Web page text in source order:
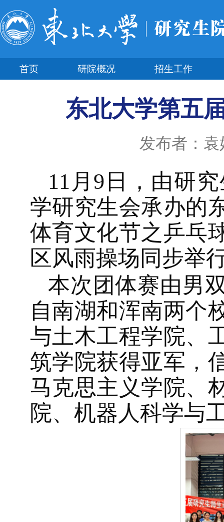
首页 研院概况 招生工作
东北大学第五
发布者：袁
11月9日，由研
学研究生会承办的
体育文化节之乒乓
区风雨操场同步举
本次团体赛由男
自南湖和浑南两个
与土木工程学院、
筑学院获得亚军，
马克思主义学院、
院、机器人科学与